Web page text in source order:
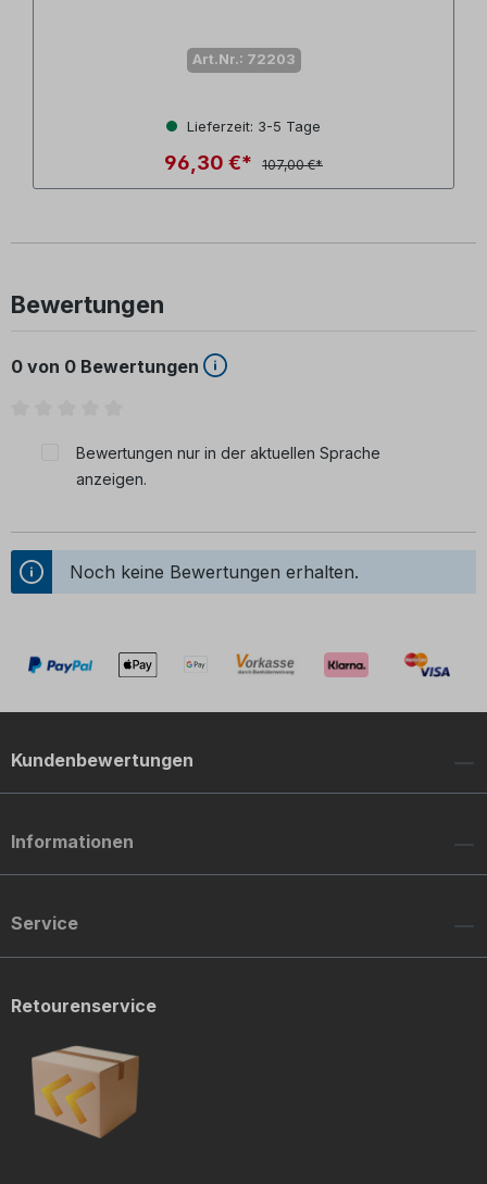
Art.Nr.: 72203
Lieferzeit: 3-5 Tage
96,30 €* 107,00 €*
Bewertungen
0 von 0 Bewertungen
Bewertungen nur in der aktuellen Sprache
anzeigen.
Noch keine Bewertungen erhalten.
Kundenbewertungen
Informationen
Service
Retourenservice